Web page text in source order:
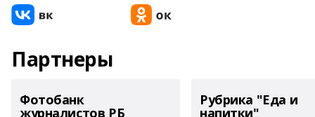
Партнеры
Фотобанк
журналистов РБ
Рубрика "Еда и
напитки"